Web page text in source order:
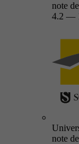
note
4.2 —
note de